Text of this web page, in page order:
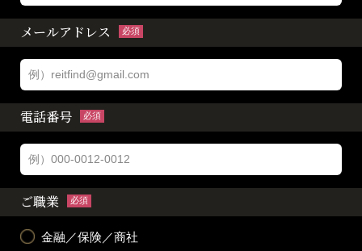
メールアドレス 必須
電話番号 必須
ご職業 必須
金融／保険／商社